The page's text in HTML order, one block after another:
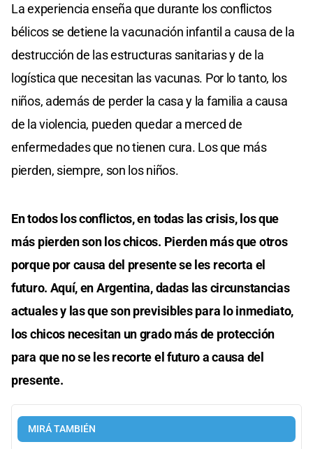
La experiencia enseña que durante los conflictos
bélicos se detiene la vacunación infantil a causa de la
destrucción de las estructuras sanitarias y de la
logística que necesitan las vacunas. Por lo tanto, los
niños, además de perder la casa y la familia a causa
de la violencia, pueden quedar a merced de
enfermedades que no tienen cura. Los que más
pierden, siempre, son los niños.
En todos los conflictos, en todas las crisis, los que
más pierden son los chicos. Pierden más que otros
porque por causa del presente se les recorta el
futuro. Aquí, en Argentina, dadas las circunstancias
actuales y las que son previsibles para lo inmediato,
los chicos necesitan un grado más de protección
para que no se les recorte el futuro a causa del
presente.
MIRÁ TAMBIÉN